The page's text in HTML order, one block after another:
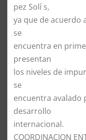
pez Solí s,
ya que de acuerdo
se
encuentra en
presentan
los niveles de
se
encuentra avalado
desarrollo
internacional.
COORDINACION